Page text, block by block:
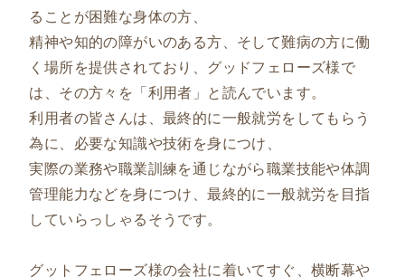
ることが困難な身体の方、
精神や知的の障がいのある方、そして難病の方に働
く場所を提供されており、グッドフェローズ様で
は、その方々を「利用者」と読んでいます。
利用者の皆さんは、最終的に一般就労をしてもらう
為に、必要な知識や技術を身につけ、
実際の業務や職業訓練を通じながら職業技能や体調
管理能力などを身につけ、最終的に一般就労を目指
していらっしゃるそうです。
グットフェローズ様の会社に着いてすぐ、横断幕や